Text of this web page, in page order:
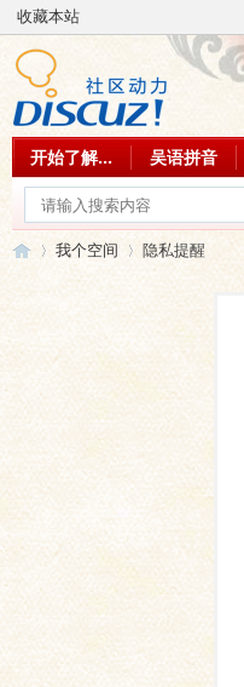
收藏本站
开始了解... 吴语拼音
吴
语
我个空间 隐私提醒